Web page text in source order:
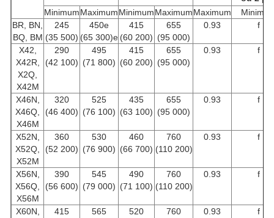
MinimumMaximumMinimumMaximumMaximum
BR, BN,
BQ, BM
245
(35 500)
450e
(65 300)e
415
(60 200)
655
(95 000)
0.93 f
X42,
X42R,
X2Q,
X42M
290
(42 100)
495
(71 800)
415
(60 200)
655
(95 000)
0.93 f
X46N,
X46Q,
X46M
320
(46 400)
525
(76 100)
435
(63 100)
655
(95 000)
0.93 f
X52N,
X52Q,
X52M
360
(52 200)
530
(76 900)
460
(66 700)
760
(110 200)
0.93 f
X56N,
X56Q,
X56M
390
(56 600)
545
(79 000)
490
(71 100)
760
(110 200)
0.93 f
X60N,
415
565
520
760
0.93 f